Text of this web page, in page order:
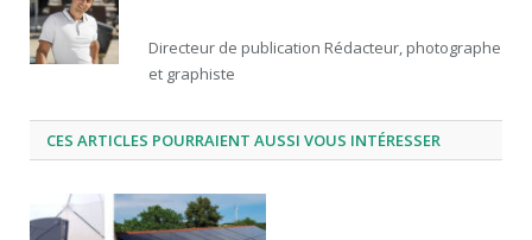
Directeur de publication Rédacteur, photographe
et graphiste
CES ARTICLES POURRAIENT AUSSI VOUS INTÉRESSER